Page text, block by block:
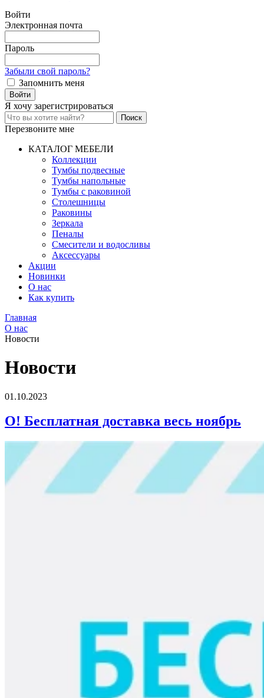
Войти
Электронная почта
Пароль
Забыли свой пароль?
Запомнить меня
Я хочу зарегистрироваться
Перезвоните мне
КАТАЛОГ МЕБЕЛИ
Коллекции
Тумбы подвесные
Тумбы напольные
Тумбы с раковиной
Столешницы
Раковины
Зеркала
Пеналы
Смесители и водосливы
Аксессуары
Акции
Новинки
О нас
Как купить
Главная
О нас
Новости
Новости
01.10.2023
О! Бесплатная доставка весь ноябрь